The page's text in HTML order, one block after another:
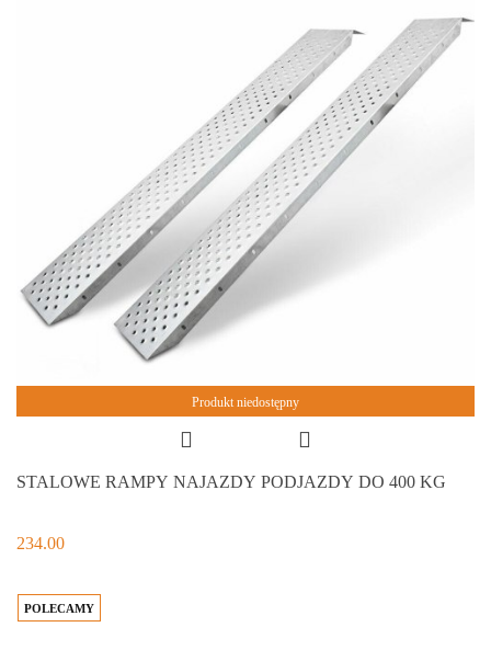
Produkt niedostępny
STALOWE RAMPY NAJAZDY PODJAZDY DO 400 KG
234.00
POLECAMY